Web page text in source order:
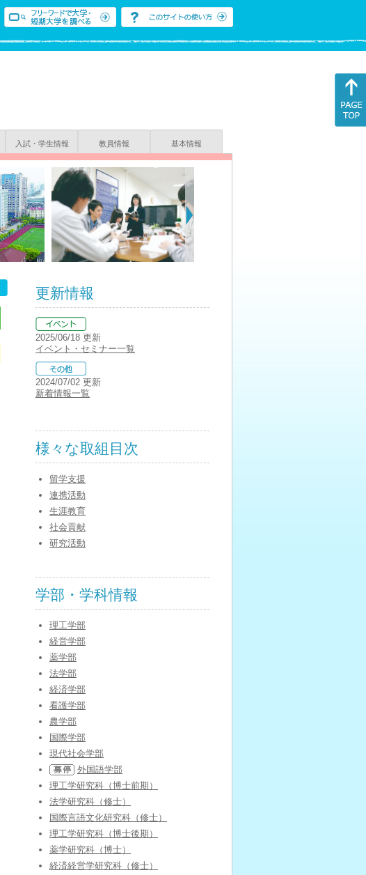
入試・学生情報 教員情報 基本情報
更新情報
2025/06/18 更新
イベント・セミナー一覧
2024/07/02 更新
新着情報一覧
様々な取組目次
留学支援
連携活動
生涯教育
社会貢献
研究活動
学部・学科情報
理工学部
経営学部
薬学部
法学部
経済学部
看護学部
農学部
国際学部
現代社会学部
外国語学部
理工学研究科（博士前期）
法学研究科（修士）
国際言語文化研究科（修士）
理工学研究科（博士後期）
薬学研究科（博士）
経済経営学研究科（修士）